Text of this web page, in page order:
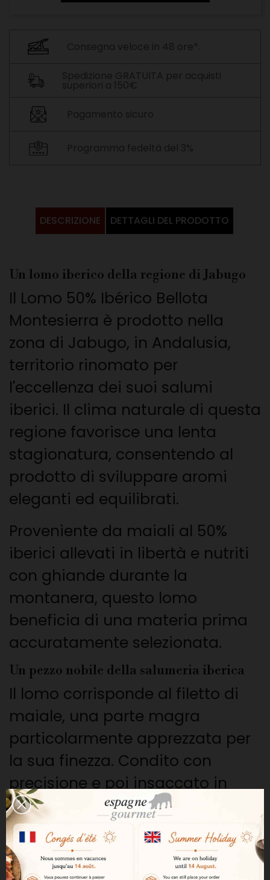
DESCRIZIONE DETTAGLI DEL PRODOTTO
Un lomo iberico della regione di Jabugo
Il Lomo 50% Ibérico Bellota
Montesierra è prodotto nella
zona di Jabugo, in Andalusia,
territorio rinomato per
l'eccellenza dei suoi salumi
iberici. Il clima naturale di questa
regione favorisce una lenta
stagionatura, consentendo al
prodotto di sviluppare aromi
eleganti ed equilibrati.
Proveniente da maiali al 50%
iberici allevati in libertà e nutriti
con ghiande durante la
montanera, questo lomo
beneficia di una materia prima
accuratamente selezionata.
Un pezzo nobile della salumeria iberica
Il lomo corrisponde al filetto di
maiale, una parte magra
particolarmente apprezzata per
la sua finezza. Condito con
precisione e poi insaccato in
budello naturale, viene
stagionato lentamente per
ottenere una consistenza tenera
e una bella concentrazione